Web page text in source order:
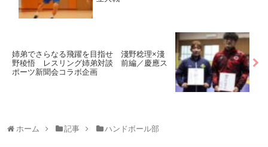
姉弟でさらなる飛躍を目指せ 淺野稔理×淺
野稜悟 レスリング姉弟対談 前編／慶應ス
ポーツ新聞会コラボ企画
ホーム 記事 ハンドボール部